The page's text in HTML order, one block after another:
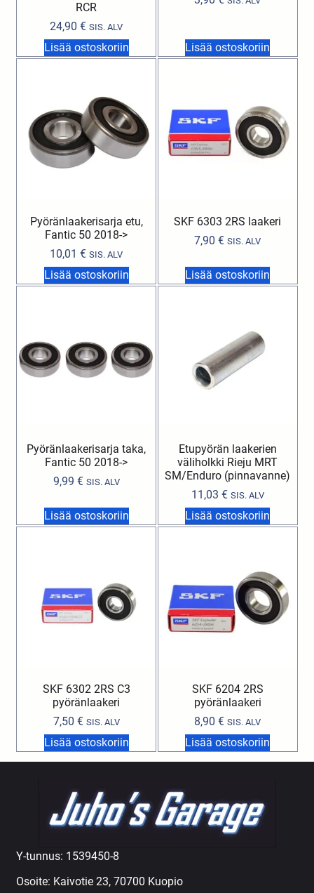
RCR
24,90€ SIS. ALV
Lisää ostoskoriin Lisää ostoskoriin
Pyöränlaakerisarja etu,
Fantic 50 2018->
10,01€ SIS. ALV
Lisää ostoskoriin
SKF 6303 2RS laakeri
7,90€ SIS. ALV
Lisää ostoskoriin
Pyöränlaakerisarja taka,
Fantic 50 2018->
9,99 € SIS. ALV
Lisää ostoskoriin
Etupyörän laakerien
väliholkki Rieju MRT
SM/Enduro (pinnavanne)
11,03 € SIS. ALV
Lisää ostoskoriin
SKF 6302 2RS C3
pyöränlaakeri
7,50 € SIS. ALV
Lisää ostoskoriin
SKF 6204 2RS
pyöränlaakeri
8,90€ SIS. ALV
Lisää ostoskoriin
Y-tunnus: 1539450-8
Osoite: Kaivotie 23, 70700 Kuopio